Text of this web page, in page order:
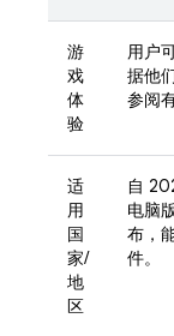
游
戏
体
验
用户
据他
参阅
适
用
国
家/
地
区
自
电脑
布，
件。